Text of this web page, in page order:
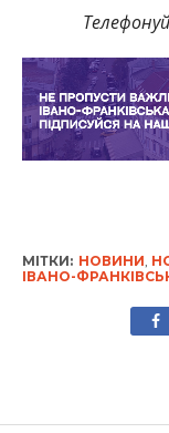
МІТКИ: НОВИНИ,
ІВАНО-